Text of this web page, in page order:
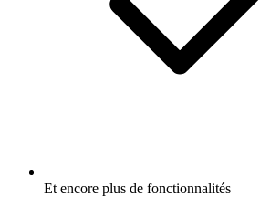
Et encore plus de fonctionnalités